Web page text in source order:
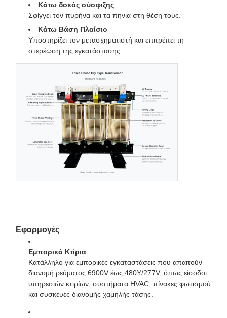
Κάτω δοκός σύσφιξης
Σφίγγει τον πυρήνα και τα πηνία στη θέση τους.
Κάτω Βάση Πλαίσιο
Υποστηρίζει τον μετασχηματιστή και επιτρέπει τη
στερέωση της εγκατάστασης.
Εφαρμογές
Εμπορικά Κτίρια
Κατάλληλο για εμπορικές εγκαταστάσεις που απαιτούν
διανομή ρεύματος 6900V έως 480Y/277V, όπως είσοδοι
υπηρεσιών κτιρίων, συστήματα HVAC, πίνακες φωτισμού
και συσκευές διανομής χαμηλής τάσης.